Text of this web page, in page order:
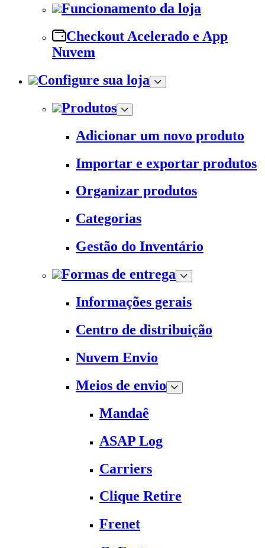
Funcionamento da loja
Checkout Acelerado e App
Nuvem
Configure sua loja
Produtos
Adicionar um novo produto
Importar e exportar produtos
Organizar produtos
Categorias
Gestão do Inventário
Formas de entrega
Informações gerais
Centro de distribuição
Nuvem Envio
Meios de envio
Mandaê
ASAP Log
Carriers
Clique Retire
Frenet